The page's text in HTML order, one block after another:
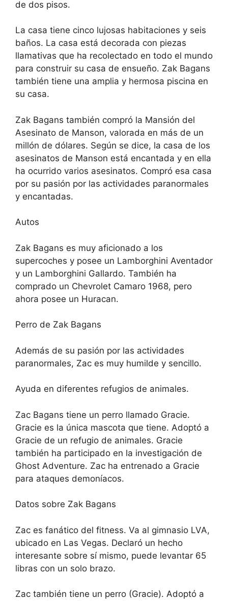
de dos pisos.
La casa tiene cinco lujosas habitaciones y seis
baños. La casa está decorada con piezas
llamativas que ha recolectado en todo el mundo
para construir su casa de ensueño. Zak Bagans
también tiene una amplia y hermosa piscina en
su casa.
Zak Bagans también compró la Mansión del
Asesinato de Manson, valorada en más de un
millón de dólares. Según se dice, la casa de los
asesinatos de Manson está encantada y en ella
ha ocurrido varios asesinatos. Compró esa casa
por su pasión por las actividades paranormales
y encantadas.
Autos
Zak Bagans es muy aficionado a los
supercoches y posee un Lamborghini Aventador
y un Lamborghini Gallardo. También ha
comprado un Chevrolet Camaro 1968, pero
ahora posee un Huracan.
Perro de Zak Bagans
Además de su pasión por las actividades
paranormales, Zac es muy humilde y sencillo.
Ayuda en diferentes refugios de animales.
Zac Bagans tiene un perro llamado Gracie.
Gracie es la única mascota que tiene. Adoptó a
Gracie de un refugio de animales. Gracie
también ha participado en la investigación de
Ghost Adventure. Zac ha entrenado a Gracie
para ataques demoníacos.
Datos sobre Zak Bagans
Zac es fanático del fitness. Va al gimnasio LVA,
ubicado en Las Vegas. Declaró un hecho
interesante sobre sí mismo, puede levantar 65
libras con un solo brazo.
Zac también tiene un perro (Gracie). Adoptó a